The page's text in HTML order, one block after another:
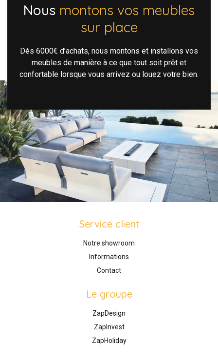
Nous montons vos meubles
sur place
Dès 6000€ d’achats, nous montons et installons vos
meubles de manière à ce que tout soit prêt et
confortable lorsque vous arrivez ou louez votre bien.
Service client
Notre showroom
Informations
Contact
Le groupe
ZapDesign
ZapInvest
ZapHoliday